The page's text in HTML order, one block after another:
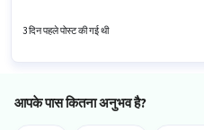
जैसी स्किल्स होनी चाहिए। Shaadi ग्राहक
असिस्टेंट पद के लिए सक्रिय रूप से हायर कर
3 दिन पहले पोस्ट की गई थी
आपके पास कितना अनुभव है?